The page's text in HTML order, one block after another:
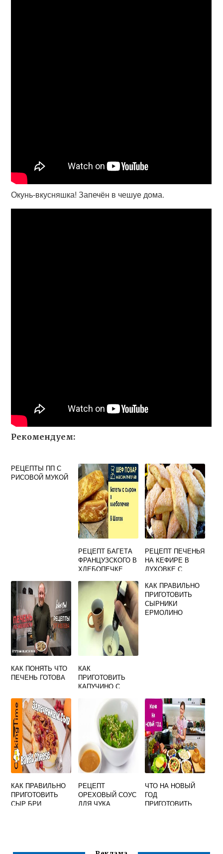
Окунь-вкусняшка! Запечён в чешуе дома.
Рекомендуем:
РЕЦЕПТЫ ПП С
РИСОВОЙ МУКОЙ
РЕЦЕПТ БАГЕТА
ФРАНЦУЗСКОГО В
ХЛЕБОПЕЧКЕ
РЕЦЕПТ ПЕЧЕНЬЯ
НА КЕФИРЕ В
ДУХОВКЕ С
КАК ПОНЯТЬ ЧТО
ПЕЧЕНЬ ГОТОВА
КАК
ПРИГОТОВИТЬ
КАПУЧИНО С
КАК ПРАВИЛЬНО
ПРИГОТОВИТЬ
СЫРНИКИ
ЕРМОЛИНО
КАК ПРАВИЛЬНО
ПРИГОТОВИТЬ
СЫР БРИ
РЕЦЕПТ
ОРЕХОВЫЙ СОУС
ДЛЯ ЧУКА
ЧТО НА НОВЫЙ
ГОД
ПРИГОТОВИТЬ